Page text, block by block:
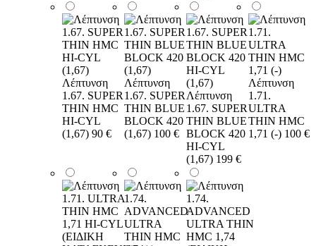
Λέπτυνση
1.67. SUPER
THIN HMC
HI-CYL
(1,67) 90 €
Λέπτυνση
1.67. SUPER
THIN BLUE
BLOCK 420
(1,67) 100 €
Λέπτυνση
1.67. SUPER
THIN BLUE
BLOCK 420
HI-CYL
(1,67) 199 €
Λέπτυνση
1.71.
ULTRA
THIN HMC
1,71 (-) 100 €